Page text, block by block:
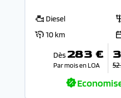
Diesel
10 km
Dès 283 €
Par mois en LOA